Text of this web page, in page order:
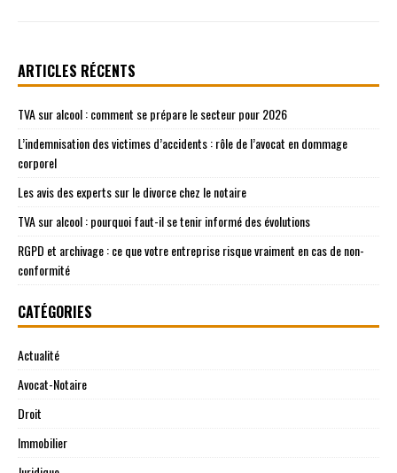
ARTICLES RÉCENTS
TVA sur alcool : comment se prépare le secteur pour 2026
L’indemnisation des victimes d’accidents : rôle de l’avocat en dommage
corporel
Les avis des experts sur le divorce chez le notaire
TVA sur alcool : pourquoi faut-il se tenir informé des évolutions
RGPD et archivage : ce que votre entreprise risque vraiment en cas de non-
conformité
CATÉGORIES
Actualité
Avocat-Notaire
Droit
Immobilier